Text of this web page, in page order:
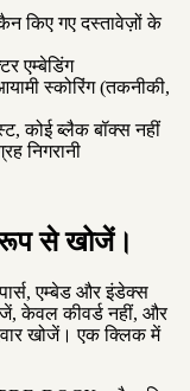
किए गए दस्तावेज़ों के
एम्बेडिंग
स्कोरिंग (तकनीकी,
कोई ब्लैक बॉक्स नहीं
निगरानी
से खोजें।
एम्बेड और इंडेक्स
केवल कीवर्ड नहीं, और
खोजें। एक क्लिक में